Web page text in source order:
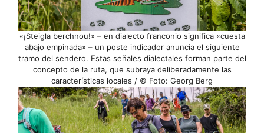
«¡Steigla berchnou!» – en dialecto franconio significa «cuesta
abajo empinada» – un poste indicador anuncia el siguiente
tramo del sendero. Estas señales dialectales forman parte del
concepto de la ruta, que subraya deliberadamente las
características locales / © Foto: Georg Berg